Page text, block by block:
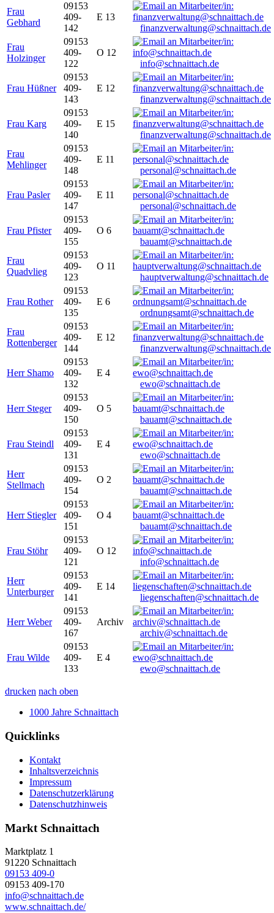
Frau
Gebhard
09153
409-
142
E 13
finanzverwaltung@schnaittach.de
Frau
Holzinger
09153
409-
122
O 12
info@schnaittach.de
Frau Hüßner
09153
409-
143
E 12
finanzverwaltung@schnaittach.de
Frau Karg
09153
409-
140
E 15
finanzverwaltung@schnaittach.de
Frau
Mehlinger
09153
409-
148
E 11
personal@schnaittach.de
Frau Pasler
09153
409-
147
E 11
personal@schnaittach.de
Frau Pfister
09153
409-
155
O 6
bauamt@schnaittach.de
Frau
Quadvlieg
09153
409-
123
O 11
hauptverwaltung@schnaittach.de
Frau Rother
09153
409-
135
E 6
ordnungsamt@schnaittach.de
Frau
Rottenberger
09153
409-
144
E 12
finanzverwaltung@schnaittach.de
Herr Shamo
09153
409-
132
E 4
ewo@schnaittach.de
Herr Steger
09153
409-
150
O 5
bauamt@schnaittach.de
Frau Steindl
09153
409-
131
E 4
ewo@schnaittach.de
Herr
Stellmach
09153
409-
154
O 2
bauamt@schnaittach.de
Herr Stiegler
09153
409-
151
O 4
bauamt@schnaittach.de
Frau Stöhr
09153
409-
121
O 12
info@schnaittach.de
Herr
Unterburger
09153
409-
141
E 14
liegenschaften@schnaittach.de
Herr Weber
09153
409-
167
Archiv
archiv@schnaittach.de
Frau Wilde
09153
409-
133
E 4
ewo@schnaittach.de
drucken nach oben
1000 Jahre Schnaittach
Quicklinks
Kontakt
Inhaltsverzeichnis
Impressum
Datenschutzerklärung
Datenschutzhinweis
Markt Schnaittach
Marktplatz 1
91220 Schnaittach
09153 409-0
09153 409-170
info@schnaittach.de
www.schnaittach.de/